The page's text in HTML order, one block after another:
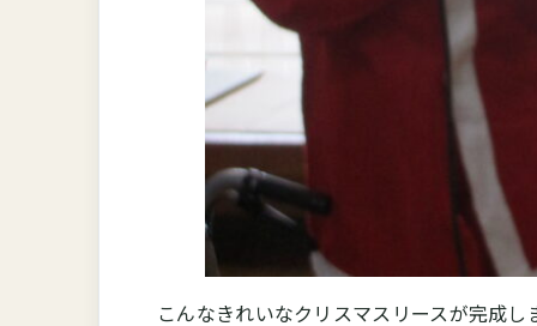
こんなきれいなクリスマスリースが完成し